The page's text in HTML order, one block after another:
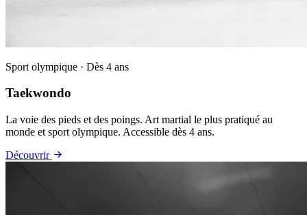
Sport olympique · Dès 4 ans
Taekwondo
La voie des pieds et des poings. Art martial le plus pratiqué au
monde et sport olympique. Accessible dès 4 ans.
Découvrir